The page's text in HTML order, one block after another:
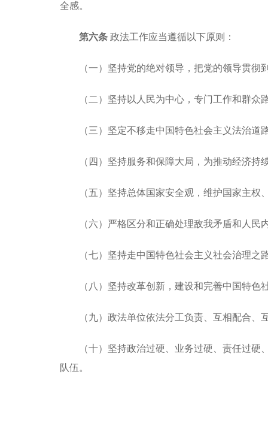
全感。
第六条 政法工作应当遵循以下原则：
（一）坚持党的绝对领导，把党的领导贯彻
（二）坚持以人民为中心，专门工作和群
（三）坚定不移走中国特色社会主义法治道
（四）坚持服务和保障大局，为推动经济
（五）坚持总体国家安全观，维护国家主权
（六）严格区分和正确处理敌我矛盾和人
（七）坚持走中国特色社会主义社会治理
（八）坚持改革创新，建设和完善中国特
（九）政法单位依法分工负责、互相配合
（十）坚持政治过硬、业务过硬、责任过
队伍。